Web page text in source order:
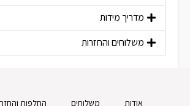
מדריך מידות
משלוחים והחזרות
אודות משלוחים החלפות